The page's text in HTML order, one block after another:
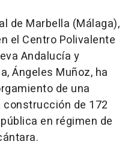
de Marbella (Málaga),
el Centro Polivalente
Andalucía y
Ángeles Muñoz, ha
de una
de 172
en régimen de